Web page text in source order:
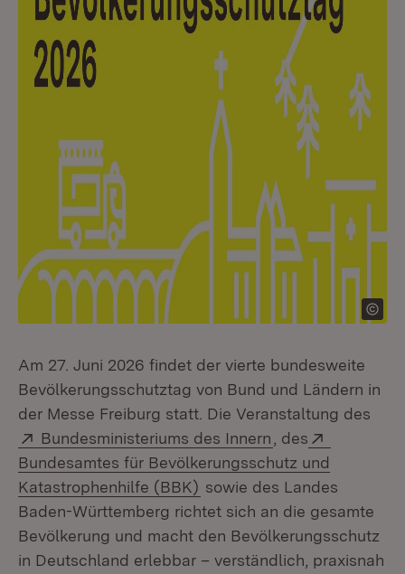
Am 27. Juni 2026 findet der vierte bundesweite
Bevölkerungsschutztag von Bund und Ländern in
der Messe Freiburg statt. Die Veranstaltung des
Extern:
Bundesministeriums des Innern (Öffnet in neuem
, des
Bundesamtes für Bevölkerungsschutz und
Katastrophenhilfe (BBK) (Öffnet in neuem Fenster)
sowie des Landes
Baden-Württemberg richtet sich an die gesamte
Bevölkerung und macht den Bevölkerungsschutz
in Deutschland erlebbar – verständlich, praxisnah